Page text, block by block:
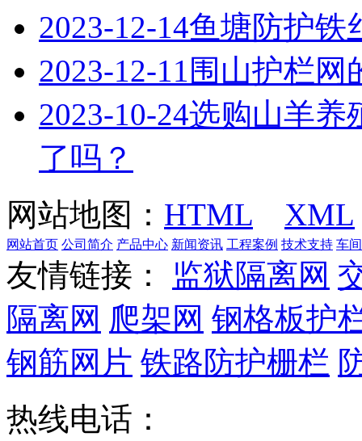
2023-12-14鱼塘防护铁
2023-12-11 围山护栏网
2023-10-24选购山羊养
了吗？
网站地图： HTML XML
网站首页 公司简介 产品中心 新闻资讯 工程案例 技术支持 车
友情链接： 监狱隔离网
隔离网 爬架网 钢格板护
钢筋网片 铁路防护栅栏
热线电话：